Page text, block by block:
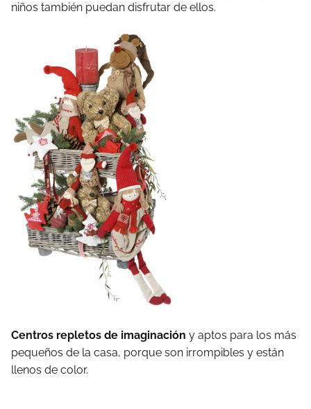
niños también puedan disfrutar de ellos.
Centros repletos de imaginación y aptos para los más
pequeños de la casa, porque son irrompibles y están
llenos de color.